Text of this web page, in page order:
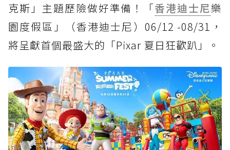
克斯」主題歷險做好準備！「香港迪士尼樂
園度假區」（香港迪士尼）06/12 -08/31，
將呈獻首個最盛大的「Pixar 夏日狂歡趴」。